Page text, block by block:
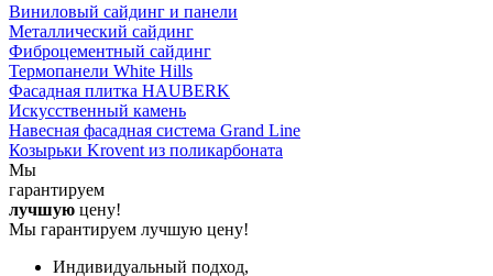
Виниловый сайдинг и панели
Металлический сайдинг
Фиброцементный сайдинг
Термопанели White Hills
Фасадная плитка HAUBERK
Искусственный камень
Навесная фасадная система Grand Line
Козырьки Krovent из поликарбоната
Мы
гарантируем
лучшую цену!
Мы гарантируем лучшую цену!
Индивидуальный подход,